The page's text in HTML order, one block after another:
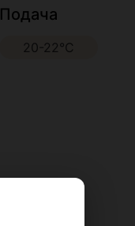
Подача
20-22°С